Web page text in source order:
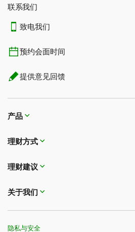
联系我们​​​​​​​
致电我们
预约会面时间
提供意见回馈
产品
理财方式
理财建议
关于我们
隐私与安全